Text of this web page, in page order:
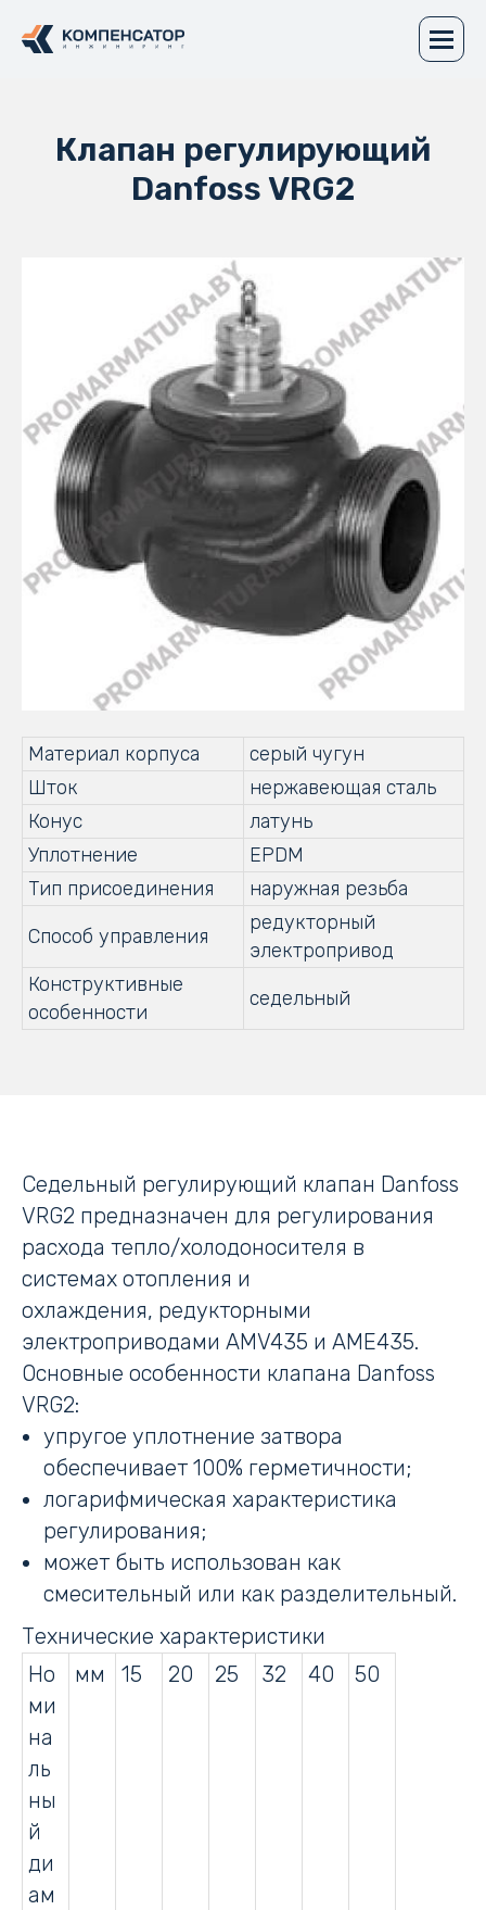
Клапан регулирующий
Danfoss VRG2
Материал корпуса
серый чугун
Шток
нержавеющая сталь
Конус
латунь
Уплотнение
EPDM
Тип присоединения
наружная резьба
Способ управления
редукторный
электропривод
Конструктивные
особенности
седельный
Седельный регулирующий клапан Danfoss
VRG2 предназначен для регулирования
расхода тепло/холодоносителя в
системах отопления и
охлаждения, редукторными
электроприводами AMV435 и AME435.
Основные особенности клапана Danfoss
VRG2:
упругое уплотнение затвора
обеспечивает 100% герметичности;
логарифмическая характеристика
регулирования;
может быть использован как
смесительный или как разделительный.
Технические характеристики
Но
ми
на
ль
ны
й
ди
ам
мм 15 20 25 32 40 50